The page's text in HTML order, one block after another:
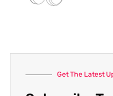
Get The Latest